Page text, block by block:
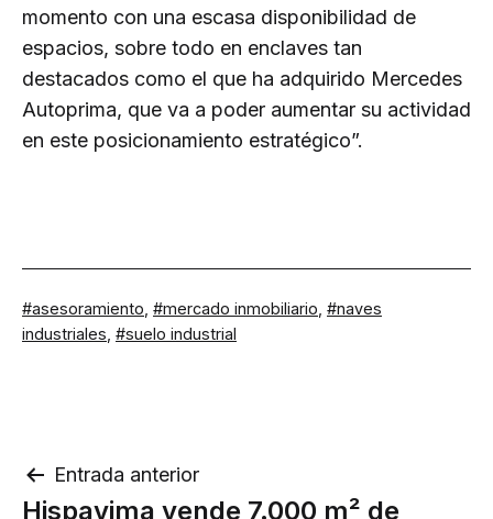
momento con una escasa disponibilidad de
espacios, sobre todo en enclaves tan
destacados como el que ha adquirido Mercedes
Autoprima, que va a poder aumentar su actividad
en este posicionamiento estratégico”.
Etiquetado
como
asesoramiento, mercado inmobiliario,
naves
industriales, suelo industrial
Navegación
Entrada anterior
Hispavima vende 7.000 m² de